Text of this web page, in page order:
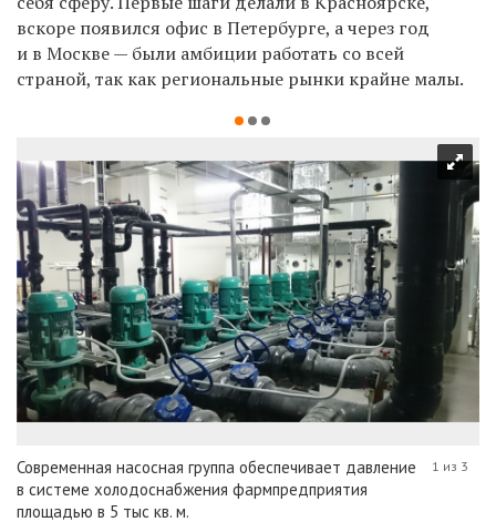
вскоре появился офис в Петербурге, а через год
и в Москве — были амбиции работать со всей
страной, так как региональные рынки крайне малы.
Современная насосная группа обеспечивает давление
в системе холодоснабжения фармпредприятия
площадью в 5 тыс кв. м.
1 из 3